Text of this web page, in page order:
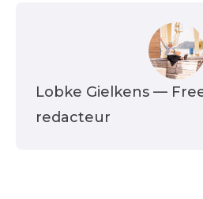
Lobke Gielkens —
redacteur